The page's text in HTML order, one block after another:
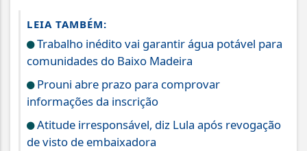
LEIA TAMBÉM:
Trabalho inédito vai garantir água potável para
comunidades do Baixo Madeira
Prouni abre prazo para comprovar
informações da inscrição
Atitude irresponsável, diz Lula após revogação
de visto de embaixadora